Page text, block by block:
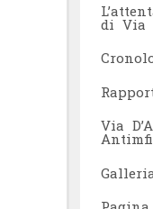
di Via
Via